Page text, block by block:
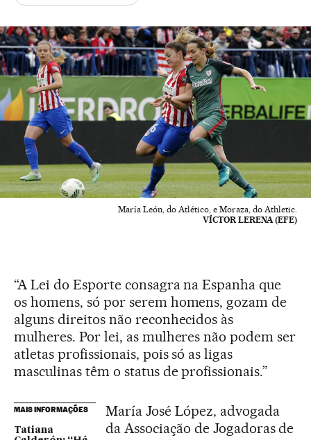
María León, do Atlético, e Moraza, do Athletic.
VÍCTOR LERENA (EFE)
“A Lei do Esporte consagra na Espanha que
os homens, só por serem homens, gozam de
alguns direitos não reconhecidos às
mulheres. Por lei, as mulheres não podem ser
atletas profissionais, pois só as ligas
masculinas têm o status de profissionais.”
MAIS INFORMAÇÕES
Tatiana
María José López, advogada
da Associação de Jogadoras de